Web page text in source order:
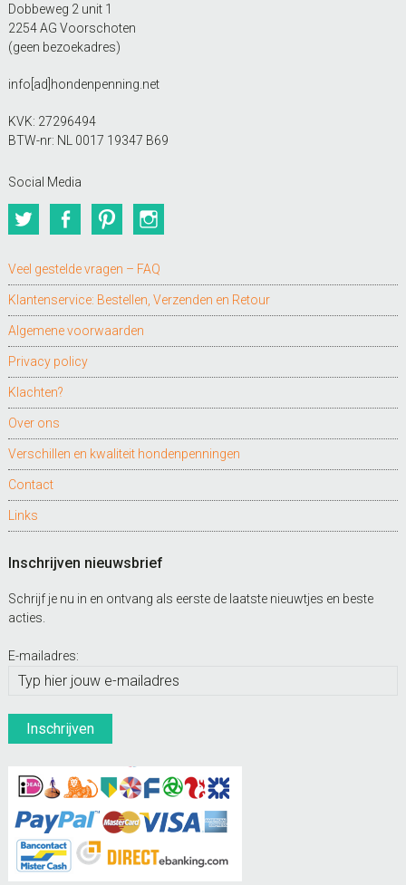
Dobbeweg 2 unit 1
2254 AG Voorschoten
(geen bezoekadres)
info[ad]hondenpenning.net
KVK: 27296494
BTW-nr: NL 0017 19347 B69
Social Media
TwitterFacebookPinterest
Veel gestelde vragen – FAQ
Klantenservice: Bestellen, Verzenden en Retour
Algemene voorwaarden
Privacy policy
Klachten?
Over ons
Verschillen en kwaliteit hondenpenningen
Contact
Links
Inschrijven nieuwsbrief
Schrijf je nu in en ontvang als eerste de laatste nieuwtjes en beste
acties.
E-mailadres: